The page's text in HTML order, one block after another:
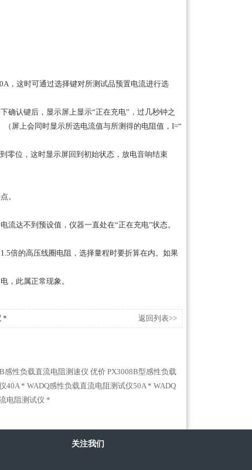
，这时可通过选择键对所测试品预置电流进行选
确认键后，显示屏上显示“正在充电”，过几秒钟之
屏上会同时显示所选电流值与所测得的电阻值，I=“
零位，这时显示屏回到初始状态，放电音响结束
。
达不到预设值，仪器一直处在“正在充电”状态。
倍的高压线圈电阻，选择量程时要折算在内。如果
，此属正常现象。
* 返回列表>>
感性负载直流电阻测速仪 优价 PX3008B型感性负载
40A * WADQ感性负载直流电阻测试仪50A * WADQ
电阻测试仪 *
关注我们